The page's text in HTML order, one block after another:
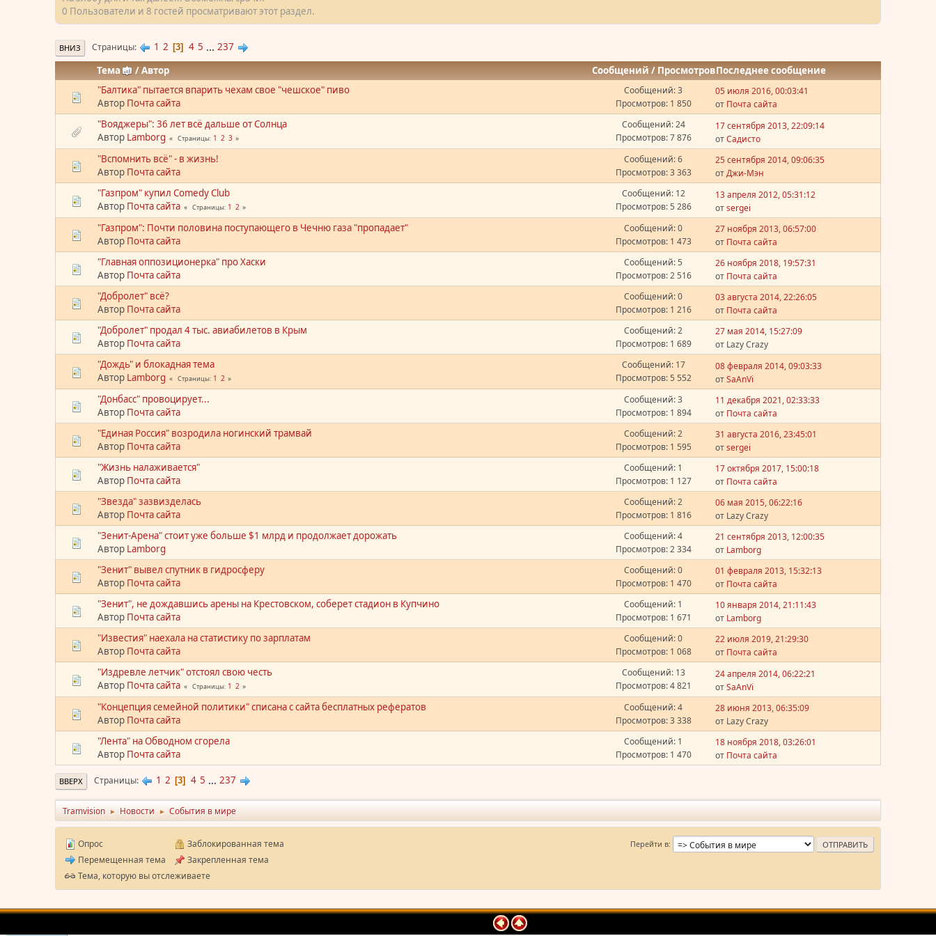
0 Пользователи и 8 гостей просматривают этот раздел.
ВНИЗ Страницы 1 2 3 4 5 ... 237
Тема
/Автор Сообщений / ПросмотровПоследнее сообщение
"Балтика" пытается впарить чехам свое "чешское" пиво
Автор Почта сайта
Сообщений: 3
Просмотров: 1 850
05 июля 2016, 00:03:41
от Почта сайта
"Вояджеры": 36 лет всё дальше от Солнца
Автор Lamborg Страницы 1 2 3
Сообщений: 24
Просмотров: 7 876
17 сентября 2013, 22:09:14
отСадисто
"Вспомнить всё" - в жизнь!
Автор Почта сайта
Сообщений: 6
Просмотров: 3 363
25 сентября 2014, 09:06:35
отДжи-Мэн
"Газпром" купил Comedy Club
Автор Почта сайта Страницы 1 2
Сообщений: 12
Просмотров: 5 286
13 апреля 2012, 05:31:12
отsergei
"Газпром": Почти половина поступающего в Чечню газа "пропадает"
Автор Почта сайта
Сообщений: 0
Просмотров: 1 473
27 ноября 2013, 06:57:00
от Почта сайта
"Главная оппозиционерка" про Хаски
Автор Почта сайта
Сообщений: 5
Просмотров: 2 516
26 ноября 2018, 19:57:31
от Почта сайта
"Добролет" всё?
Автор Почта сайта
Сообщений: 0
Просмотров: 1 216
03 августа 2014, 22:26:05
от Почта сайта
"Добролет" продал 4 тыс. авиабилетов в Крым
Автор Почта сайта
Сообщений: 2
Просмотров: 1 689
27 мая 2014, 15:27:09
от Lazy Crazy
"Дождь" и блокадная тема
Автор Lamborg Страницы 1 2
Сообщений: 17
Просмотров: 5 552
08 февраля 2014, 09:03:33
отSaAnVi
"Донбасс" провоцирует...
Автор Почта сайта
Сообщений: 3
Просмотров: 1 894
11 декабря 2021, 02:33:33
от Почта сайта
"Единая Россия" возродила ногинский трамвай
Автор Почта сайта
Сообщений: 2
Просмотров: 1 595
31 августа 2016, 23:45:01
отsergei
"Жизнь налаживается"
Автор Почта сайта
Сообщений: 1
Просмотров: 1 127
17 октября 2017, 15:00:18
от Почта сайта
"Звезда" зазвизделась
Автор Почта сайта
Сообщений: 2
Просмотров: 1 816
06 мая 2015, 06:22:16
от Lazy Crazy
"Зенит-Арена" стоит уже больше $1 млрд и продолжает дорожать
Автор Lamborg
Сообщений: 4
Просмотров: 2 334
21 сентября 2013, 12:00:35
от Lamborg
"Зенит" вывел спутник в гидросферу
Автор Почта сайта
Сообщений: 0
Просмотров: 1 470
01 февраля 2013, 15:32:13
от Почта сайта
"Зенит", не дождавшись арены на Крестовском, соберет стадион в Купчино
Автор Почта сайта
Сообщений: 1
Просмотров: 1 671
10 января 2014, 21:11:43
от Lamborg
"Известия" наехала на статистику по зарплатам
Автор Почта сайта
Сообщений: 0
Просмотров: 1 068
22 июля 2019, 21:29:30
от Почта сайта
"Издревле летчик" отстоял свою честь
Автор Почта сайта Страницы 1 2
Сообщений: 13
Просмотров: 4 821
24 апреля 2014, 06:22:21
отSaAnVi
"Концепция семейной политики" списана с сайта бесплатных рефератов
Автор Почта сайта
Сообщений: 4
Просмотров: 3 338
28 июня 2013, 06:35:09
от Lazy Crazy
"Лента" на Обводном сгорела
Автор Почта сайта
Сообщений: 1
Просмотров: 1 470
18 ноября 2018, 03:26:01
от Почта сайта
ВВЕРХ Страницы 1 2 3 4 5 ... 237
Tramvision ► Новости ► События в мире
Перейти в
Опрос
Перемещенная тема
Заблокированная тема
Закрепленная тема
Тема, которую вы отслеживаете